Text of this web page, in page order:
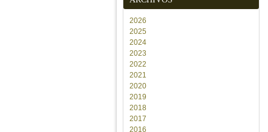
2026
2025
2024
2023
2022
2021
2020
2019
2018
2017
2016